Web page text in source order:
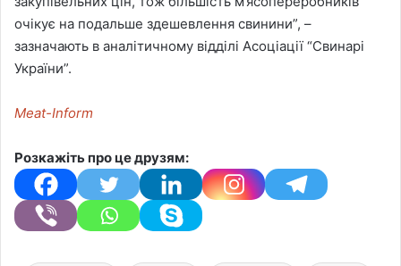
очікує на подальше здешевлення свинини”, –
зазначають в аналітичному відділі Асоціації “Свинарі
України”.
Meat-Inform
Розкажіть про це друзям: